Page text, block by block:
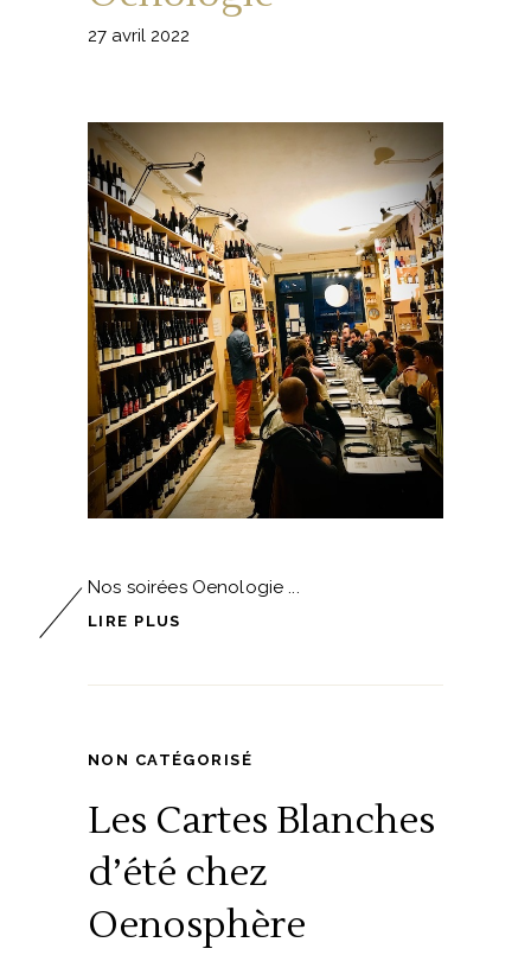
27 avril 2022
Nos soirées Oenologie
LIRE PLUS
NON CATÉGORISÉ
Les Cartes Blanches
d’été chez
Oenosphère